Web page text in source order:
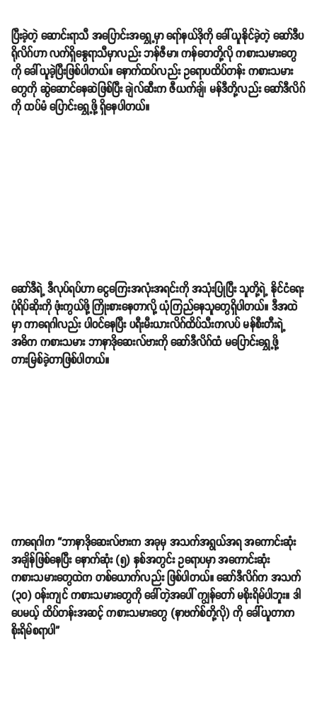
ပြီးခဲ့တဲ့ ဆောင်းရာသီ အပြောင်းအရွှေ့မှာ ရော်နယ်ဒိုကို ခေါ်ယူနိုင်ခဲ့တဲ့ ဆော်ဒီပ
ရိုလိဂ်ဟာ လက်ရှိနွေရာသီမှာလည်း ဘန်ဇီမာ၊ ကန်တေတို့လို ကစားသမားတွေ
ကို ခေါ်ယူခဲ့ပြီးဖြစ်ပါတယ်။ နောက်ထပ်လည်း ဥရောပထိပ်တန်း ကစားသမား
တွေကို ဆွဲဆောင်နေဆဲဖြစ်ပြီး ချဲလ်ဆီးက ဇီယက်ချ်၊ မန်ဒီတို့လည်း ဆော်ဒီလိဂ်
ကို ထပ်မံ ပြောင်းရွှေ့ဖို့ ရှိနေပါတယ်။
ဆော်ဒီရဲ့ ဒီလုပ်ရပ်ဟာ ငွေကြေးအလုံးအရင်းကို အသုံးပြုပြီး သူတို့ရဲ့ နိုင်ငံရေး
ပုံရိပ်ဆိုးကို ဖုံးကွယ်ဖို့ ကြိုးစားနေတာလို့ ယုံကြည်နေသူတွေရှိပါတယ်။ ဒီအထဲ
မှာ ကာရေဂါလည်း ပါဝင်နေပြီး ပရီးမီးယားလိဂ်ထိပ်သီးကလပ် မန်စီးတီးရဲ့
အဓိက ကစားသမား ဘာနာဒိုဆေးလ်ဗားကို ဆော်ဒီလိဂ်ထံ မပြောင်းရွှေ့ဖို့
တားမြစ်ခဲ့တာဖြစ်ပါတယ်။
ကာရေဂါက “ဘာနာဒိုဆေးလ်ဗားက အခုမှ အသက်အရွယ်အရ အကောင်းဆုံး
အချိန်ဖြစ်နေပြီး နောက်ဆုံး (၅) နှစ်အတွင်း ဥရောပမှာ အကောင်းဆုံး
ကစားသမားတွေထဲက တစ်ယောက်လည်း ဖြစ်ပါတယ်။ ဆော်ဒီလိဂ်က အသက်
(၃၀) ဝန်းကျင် ကစားသမားတွေကို ခေါ်တဲ့အပေါ် ကျွန်တော် မစိုးရိမ်ပါဘူး။ ဒါ
ပေမယ့် ထိပ်တန်းအဆင့် ကစားသမားတွေ (နာဗက်စ်တို့လို) ကို ခေါ်ယူတာက
စိုးရိမ်စရာပါ”